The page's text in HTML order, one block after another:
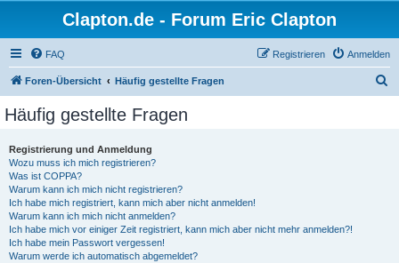
Clapton.de - Forum Eric Clapton
FAQ Anmelden
Registrieren
Foren-Übersicht Häufig gestellte Fragen
Häufig gestellte Fragen
Registrierung und Anmeldung
Wozu muss ich mich registrieren?
Was ist COPPA?
Warum kann ich mich nicht registrieren?
Ich habe mich registriert, kann mich aber nicht anmelden!
Warum kann ich mich nicht anmelden?
Ich habe mich vor einiger Zeit registriert, kann mich aber nicht mehr anmelden?!
Ich habe mein Passwort vergessen!
Warum werde ich automatisch abgemeldet?